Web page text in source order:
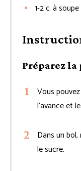
1-2c. à soupe
Préparez la
Vous
l’avance et
Dans un
le sucre.